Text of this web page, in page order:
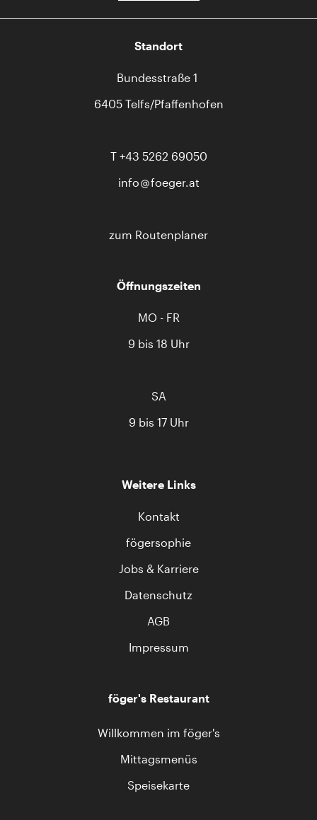
Standort
Bundesstraße 1
6405 Telfs/Pfaffenhofen
T +43 5262 69050
info
foeger.at
zum Routenplaner
Öffnungszeiten
MO - FR
9 bis 18 Uhr
SA
9 bis 17 Uhr
Weitere Links
Kontakt
fögersophie
Jobs & Karriere
Datenschutz
AGB
Impressum
föger's Restaurant
Willkommen im föger's
Mittagsmenüs
Speisekarte